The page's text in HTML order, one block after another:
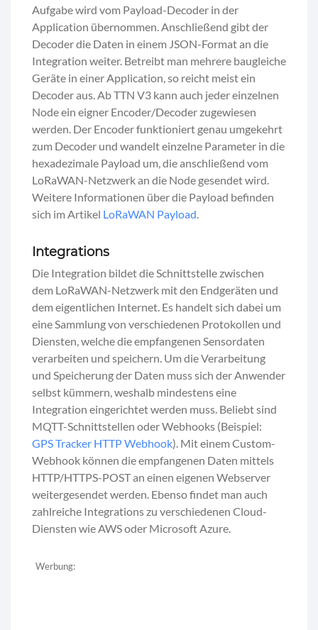
Aufgabe wird vom Payload-Decoder in der
Application übernommen. Anschließend gibt der
Decoder die Daten in einem JSON-Format an die
Integration weiter. Betreibt man mehrere baugleiche
Geräte in einer Application, so reicht meist ein
Decoder aus. Ab TTN V3 kann auch jeder einzelnen
Node ein eigner Encoder/Decoder zugewiesen
werden. Der Encoder funktioniert genau umgekehrt
zum Decoder und wandelt einzelne Parameter in die
hexadezimale Payload um, die anschließend vom
LoRaWAN-Netzwerk an die Node gesendet wird.
Weitere Informationen über die Payload befinden
sich im Artikel LoRaWAN Payload
Integrations
Die Integration bildet die Schnittstelle zwischen
dem LoRaWAN-Netzwerk mit den Endgeräten und
dem eigentlichen Internet. Es handelt sich dabei um
eine Sammlung von verschiedenen Protokollen und
Diensten, welche die empfangenen Sensordaten
verarbeiten und speichern. Um die Verarbeitung
und Speicherung der Daten muss sich der Anwender
selbst kümmern, weshalb mindestens eine
Integration eingerichtet werden muss. Beliebt sind
MQTT-Schnittstellen oder Webhooks (Beispiel:
GPS Tracker HTTP Webhook). Mit einem Custom-
Webhook können die empfangenen Daten mittels
HTTP/HTTPS-POST an einen eigenen Webserver
weitergesendet werden. Ebenso findet man auch
zahlreiche Integrations zu verschiedenen Cloud-
Diensten wie AWS oder Microsoft Azure.
Werbung: